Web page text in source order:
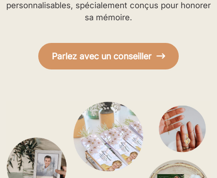
personnalisables, spécialement conçus pour honorer
sa mémoire.
Parlez avec un conseiller